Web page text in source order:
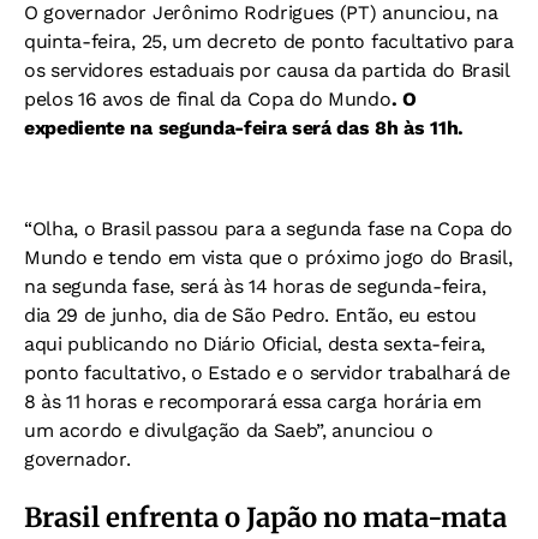
O governador Jerônimo Rodrigues (PT) anunciou, na
quinta-feira, 25, um decreto de ponto facultativo para
os servidores estaduais por causa da partida do Brasil
pelos 16 avos de final da Copa do Mundo. O
expediente na segunda-feira será das 8h às 11h.
“Olha, o Brasil passou para a segunda fase na Copa do
Mundo e tendo em vista que o próximo jogo do Brasil,
na segunda fase, será às 14 horas de segunda-feira,
dia 29 de junho, dia de São Pedro. Então, eu estou
aqui publicando no Diário Oficial, desta sexta-feira,
ponto facultativo, o Estado e o servidor trabalhará de
8 às 11 horas e recomporará essa carga horária em
um acordo e divulgação da Saeb”, anunciou o
governador.
Brasil enfrenta o Japão no mata-mata